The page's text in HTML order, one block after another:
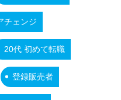
チェンジ
20代 初めて転職
登録販売者